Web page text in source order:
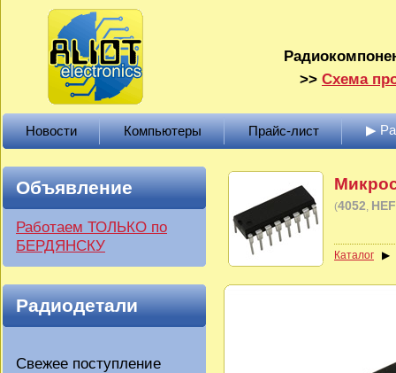
>> Схема
Новости Компьютеры Прайс-лист ▶
Объявление
Работаем ТОЛЬКО по
БЕРДЯНСКУ
Радиодетали
Свежее поступление
(4052
Каталог